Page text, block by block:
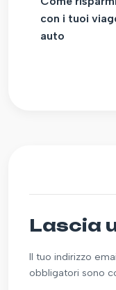
con i tuoi
auto
Lascia
Il tuo indirizzo
obbligatori sono